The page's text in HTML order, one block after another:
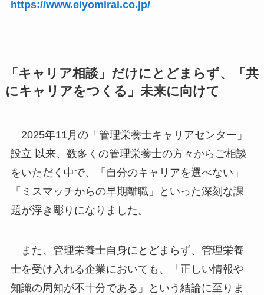
https://www.eiyomirai.co.jp/
「キャリア相談」だけにとどまらず、「共
にキャリアをつくる」未来に向けて
2025年11月の「管理栄養士キャリアセンター」
設立 以来、数多くの管理栄養士の方々からご相談
をいただく中で、「自分のキャリアを選べない」
「ミスマッチからの早期離職」といった深刻な課
題が浮き彫りになりました。
また、管理栄養士自身にとどまらず、管理栄養
士を受け入れる企業においても、「正しい情報や
知識の周知が不十分である」という結論に至りま